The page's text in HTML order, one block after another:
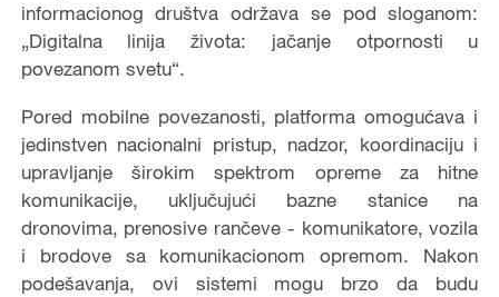
informacionog društva održava se pod sloganom:
„Digitalna linija života: jačanje otpornosti u
povezanom svetu“.
Pored mobilne povezanosti, platforma omogućava i
jedinstven nacionalni pristup, nadzor, koordinaciju i
upravljanje širokim spektrom opreme za hitne
komunikacije, uključujući bazne stanice na
dronovima, prenosive rančeve - komunikatore, vozila
i brodove sa komunikacionom opremom. Nakon
podešavanja, ovi sistemi mogu brzo da budu